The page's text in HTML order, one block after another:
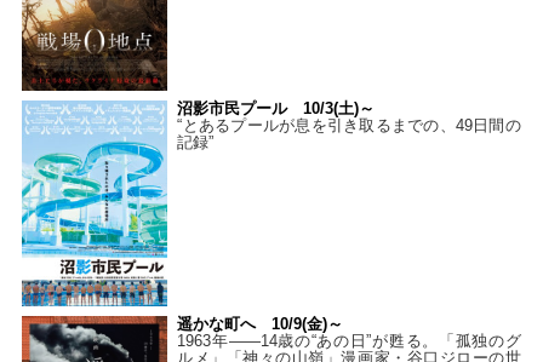
沼影市民プール 10/3(土)～
“とあるプールが息を引き取るまでの、49日間の
記録”
遥かな町へ 10/9(金)～
1963年――14歳の“あの日”が甦る。「孤独のグ
ルメ」「神々の山嶺」漫画家・谷口ジローの世